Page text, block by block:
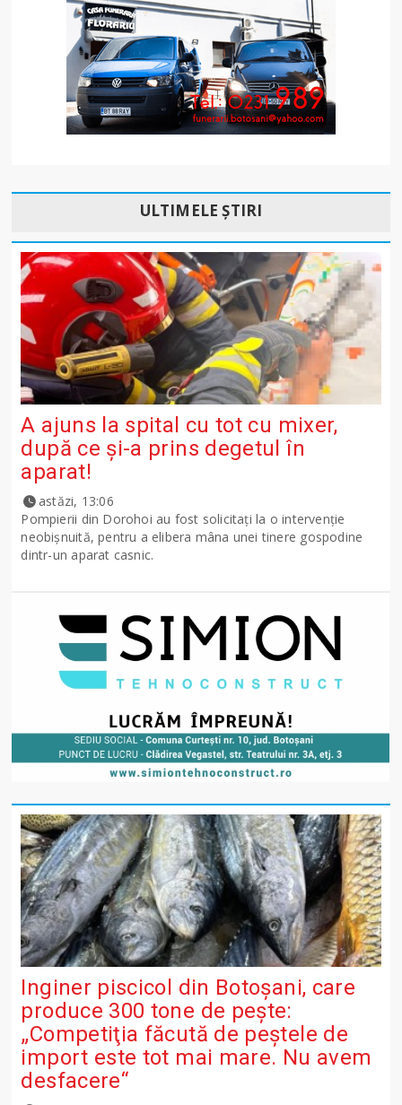
ULTIMELE ȘTIRI
A ajuns la spital cu tot cu mixer,
după ce și-a prins degetul în
aparat!
astăzi, 13:06
Pompierii din Dorohoi au fost solicitați la o intervenție
neobișnuită, pentru a elibera mâna unei tinere gospodine
dintr-un aparat casnic.
Inginer piscicol din Botoşani, care
produce 300 tone de peşte:
„Competiţia făcută de peştele de
import este tot mai mare. Nu avem
desfacere“